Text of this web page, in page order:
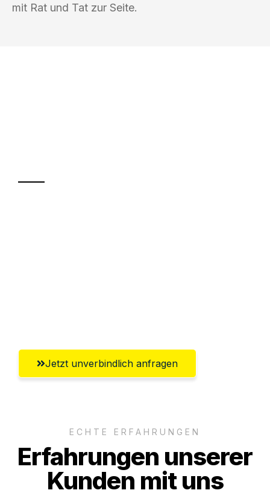
mit Rat und Tat zur Seite.
Jetzt unverbindlich anfragen
ECHTE ERFAHRUNGEN
Erfahrungen unserer
Kunden mit uns